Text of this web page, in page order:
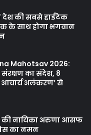
की सबसे हाईटेक
के साथ होगा भगवान
Mahotsav 2026:
का संदेश, 8
आचार्य अलंकरण’ से
की नायिका अरुणा आसफ
का नमन